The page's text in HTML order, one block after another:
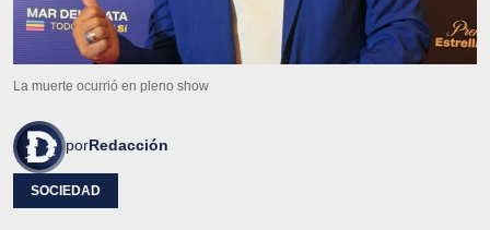
La muerte ocurrió en pleno show
porRedacción
SOCIEDAD